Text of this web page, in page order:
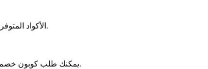
الأكواد المتوفرة بالموقع فعالة بنسبة 100% ومجربة من قبل المستخدمين وخدمة العملاء التابعة لكوبايون.
يمكنك طلب كوبون خصم لماركة معين إن لم تجدها على الموقع وسيقوم الموقع بتوفيرها لك في أقرب وقت ممكن.